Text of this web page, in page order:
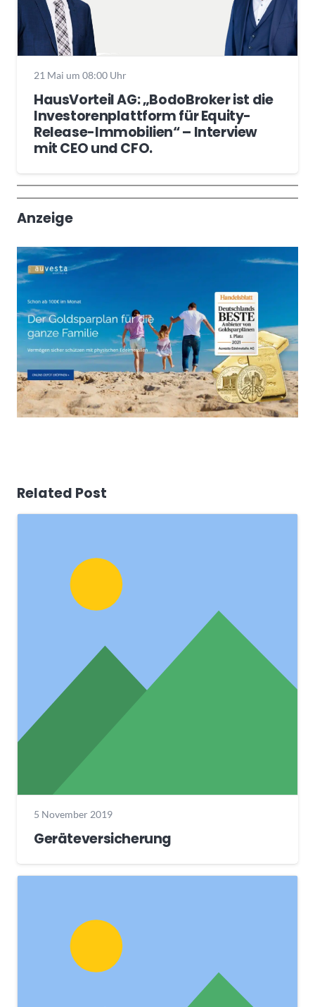
21 Mai um 08:00 Uhr
HausVorteil AG: „BodoBroker ist die
Investorenplattform für Equity-
Release-Immobilien“ – Interview
mit CEO und CFO.
Wochenrückblick
Trendthemen
Anzeige
Related Post
5 November 2019
Geräteversicherung